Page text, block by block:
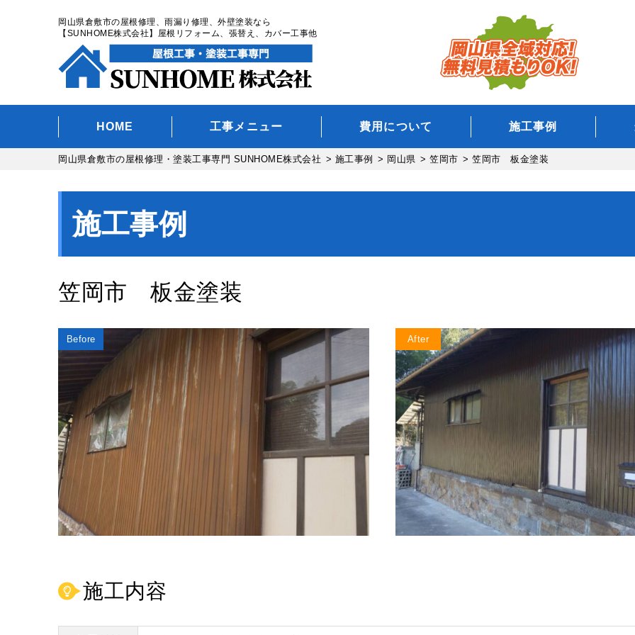
岡山県倉敷市の屋根修理、雨漏り修理、外壁塗装なら
【SUNHOME株式会社】屋根リフォーム、張替え、カバー工事他
HOME 工事メニュー 費用について 施工事例
岡山県倉敷市の屋根修理・塗装工事専門 SUNHOME株式会社 > 施工事例 > 岡山県 > 笠岡市 > 笠岡市 板金塗装
施工事例
笠岡市 板金塗装
Before After
施工内容